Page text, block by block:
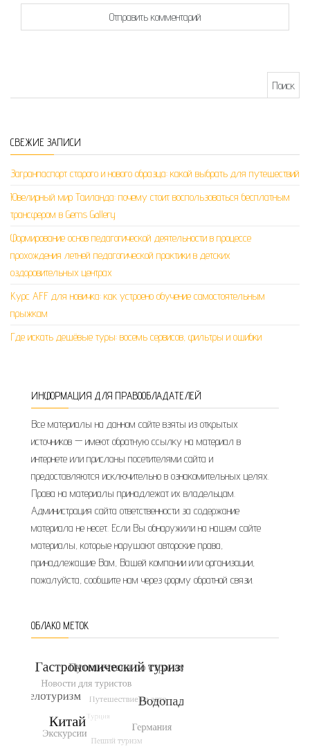
СВЕЖИЕ ЗАПИСИ
Загранпаспорт старого и нового образца: какой выбрать для путешествий
Ювелирный мир Таиланда: почему стоит воспользоваться бесплатным
трансфером в Gems Gallery
Формирование основ педагогической деятельности в процессе
прохождения летней педагогической практики в детских
оздоровительных центрах
Курс AFF для новичка: как устроено обучение самостоятельным
прыжкам
Где искать дешёвые туры: восемь сервисов, фильтры и ошибки
ИНФОРМАЦИЯ ДЛЯ ПРАВООБЛАДАТЕЛЕЙ
Все материалы на данном сайте взяты из открытых
источников — имеют обратную ссылку на материал в
интернете или присланы посетителями сайта и
предоставляются исключительно в ознакомительных целях.
Права на материалы принадлежат их владельцам.
Администрация сайта ответственности за содержание
материала не несет. Если Вы обнаружили на нашем сайте
материалы, которые нарушают авторские права,
принадлежащие Вам, Вашей компании или организации,
пожалуйста, сообщите нам через форму обратной связи.
ОБЛАКО МЕТОК